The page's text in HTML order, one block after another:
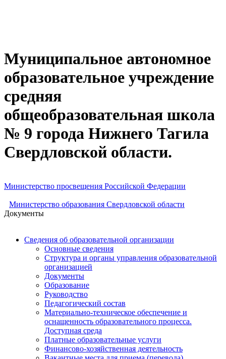
Муниципальное автономное
образовательное учреждение
средняя
общеобразовательная школа
№ 9 города Нижнего Тагила
Свердловской области.
Министерство просвещения Российской Федерации
Министерство образования Свердловской области
Документы
Сведения об образовательной организации
Основные сведения
Структура и органы управления образовательной
организацией
Документы
Образование
Руководство
Педагогический состав
Материально-техническое обеспечение и
оснащенность образовательного процесса.
Доступная среда
Платные образовательные услуги
Финансово-хозяйственная деятельность